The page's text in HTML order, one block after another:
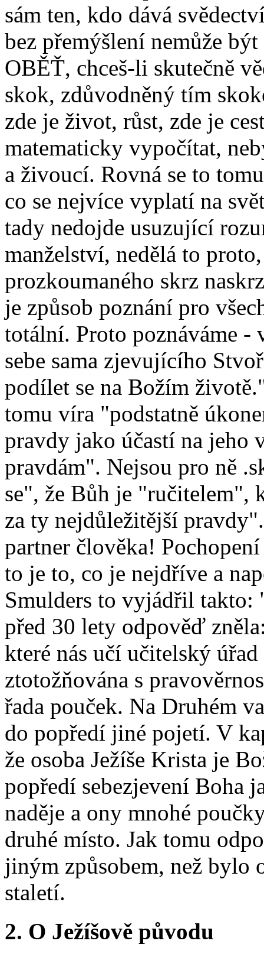
sám ten, kdo dává
bez přemýšlení nemůže
OBĚŤ, chceš-li skutečně
skok, zdůvodněný tím
zde je život, růst, zde je
matematicky vypočítat,
a živoucí. Rovná se to
co se nejvíce vyplatí na
tady nedojde usuzující
manželství, nedělá to
prozkoumaného skrz
je způsob poznání pro
totální. Proto poznáváme -
sebe sama zjevujícího
podílet se na Božím
tomu víra "podstatně
pravdy jako účastí na
pravdám". Nejsou pro ně
se", že Bůh je "ručitelem",
za ty nejdůležitější
partner člověka!
to je to, co je nejdříve a
Smulders to vyjádřil takto:
před 30 lety odpověď
které nás učí učitelský
ztotožňována s
řada pouček. Na Druhém
do popředí jiné pojetí. V
že osoba Ježíše Krista je
popředí sebezjevení Boha
naděje a ony mnohé
druhé místo. Jak tomu
jiným způsobem, než bylo
staletí.
2. O Ježíšově původu